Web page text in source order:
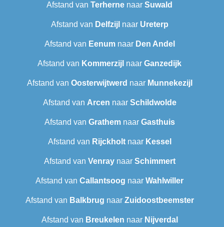
Afstand van Terherne naar Suwald
Afstand van Delfzijl naar Ureterp
Afstand van Eenumnaar Den Andel
Afstand van Kommerzijl naar Ganzedijk
Afstand van Oosterwijtwerd naar Munnekezijl
Afstand van Arcen naar Schildwolde
Afstand van Grathemnaar Gasthuis
Afstand van Rijckholtnaar Kessel
Afstand van Venraynaar Schimmert
Afstand van Callantsoog naar Wahlwiller
Afstand van Balkbrug naar Zuidoostbeemster
Afstand van Breukelen naar Nijverdal